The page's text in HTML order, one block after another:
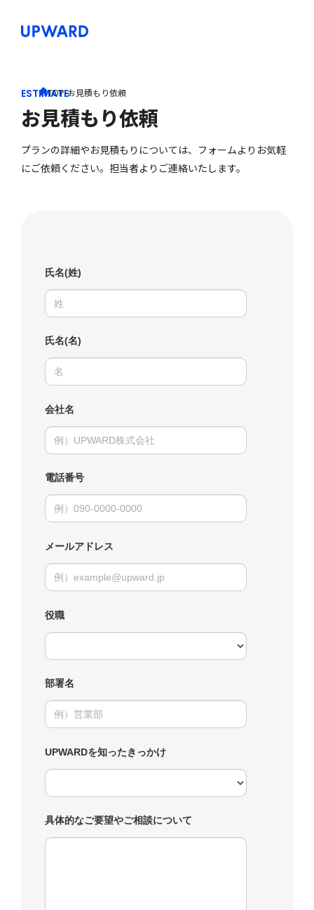
TOP-お見積もり依頼
ESTIMATE
お見積もり依頼
プランの詳細やお見積もりについては、フォームよりお気軽
にご依頼ください。担当者よりご連絡いたします。